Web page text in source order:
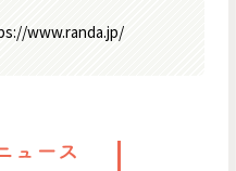
www.randa.jp/